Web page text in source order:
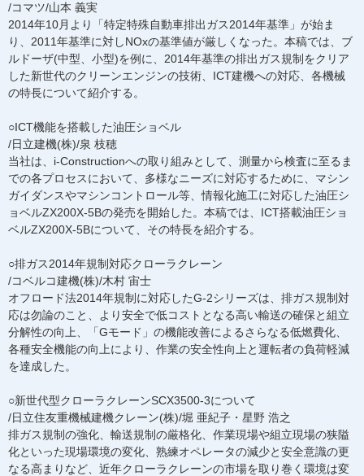
/コマツ/山本 義実
2014年10月より「特定特殊自動車排出ガス2014年基準」が始ま
り、2011年基準に対しNOxの基準値が厳しくなった。本稿では、ブ
ルドーザ(中型、小型)を例に、2014年基準の排出ガス規制をクリア
した新世代のクリーンエンジンの技術、ICT建機への対応、各機械
の特長について紹介する。
○ICT機能を搭載した油圧ショベル
/日立建機(株)/泉 枝穂
当社は、i-Constructionへの取り組みとして、測量から検査に至るま
での各プロセスにおいて、多様なニーズに対応するために、マシン
ガイダンスやマシンコントロール等、情報化施工に対応した油圧シ
ョベルZX200X-5Bの発売を開始した。本稿では、ICT搭載油圧ショ
ベルZX200X-5Bについて、その特長を紹介する。
○排ガス2014年規制対応クローラクレーン
/コベルコ建機(株)/木村 宙士
オフロード法2014年規制に対応したG-2シリーズは、排ガス規制対
応は勿論のこと、より安全で低コストとなる高い輸送の確保と組立
分解性の向上、「Gモード」の機能改善によるさらなる低燃費化、
各種安全機能の向上により、作業の安全性向上と運転者の負荷軽減
を達成した。
○新世代型クローラクレーンSCX3500-3について
/日立住友重機械建機クレーン(株)/堀 亜紀子・星野 浩之
排ガス規制の強化、輸送規制の厳格化、作業現場や組立現場の狭隘
化といった現場環境の変化、熟練オペレータの減少と安全意識の更
なる高まりなど、近年クローラクレーンの市場を取り巻く環境は変